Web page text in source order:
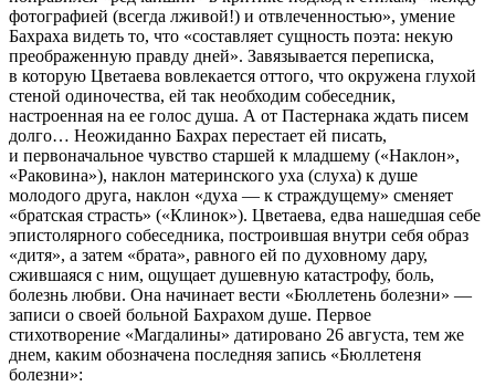
фотографией (всегда лживой!) и отвлеченностью», умение
Бахраха видеть то, что «составляет сущность поэта: некую
преображенную правду дней». Завязывается переписка,
в которую Цветаева вовлекается оттого, что окружена глухой
стеной одиночества, ей так необходим собеседник,
настроенная на ее голос душа. А от Пастернака ждать писем
долго… Неожиданно Бахрах перестает ей писать,
и первоначальное чувство старшей к младшему («Наклон»,
«Раковина»), наклон материнского уха (слуха) к душе
молодого друга, наклон «духа — к страждущему» сменяет
«братская страсть» («Клинок»). Цветаева, едва нашедшая себе
эпистолярного собеседника, построившая внутри себя образ
«дитя», а затем «брата», равного ей по духовному дару,
сжившаяся с ним, ощущает душевную катастрофу, боль,
болезнь любви. Она начинает вести «Бюллетень болезни» —
записи о своей больной Бахрахом душе. Первое
стихотворение «Магдалины» датировано 26 августа, тем же
днем, каким обозначена последняя запись «Бюллетеня
болезни»: